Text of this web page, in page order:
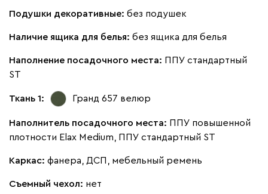
Бежевый Вишневый Голубой
100 130 690 695 792
Винтер
Подушки декоративные: без подушек
Наличие ящика для белья: без ящика для белья
Наполнение посадочного места: ППУ стандартный
ST
Ткань 1: Гранд 657 велюр
Наполнитель посадочного места: ППУ повышенной
плотности Elax Medium, ППУ стандартный ST
Каркас: фанера, ДСП, мебельный ремень
Съемный чехол: нет